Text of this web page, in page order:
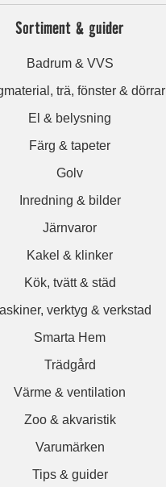
Sortiment & guider
Badrum & VVS
trä, fönster & dörrar
El & belysning
Färg & tapeter
Golv
Inredning & bilder
Järnvaror
Kakel & klinker
Kök, tvätt & städ
verktyg & verkstad
Smarta Hem
Trädgård
Värme & ventilation
Zoo & akvaristik
Varumärken
Tips & guider